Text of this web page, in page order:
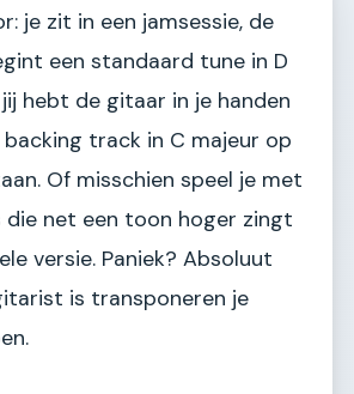
je zit in een jamsessie, de
een standaard tune in D
hebt de gitaar in je handen
track in C majeur op
Of misschien speel je met
die net een toon hoger zingt
versie. Paniek? Absoluut
is transponeren je